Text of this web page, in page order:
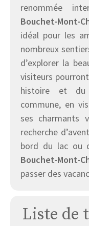
renommée
Bouchet-Mont-
idéal pour les
nombreux
d’explorer la
visiteurs
histoire et du
commune, en
ses charmants
recherche
bord du lac ou
Bouchet-Mont-
passer des
Liste de